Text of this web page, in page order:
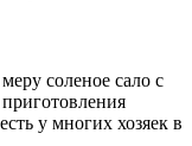
соленое сало с
у многих хозяек в